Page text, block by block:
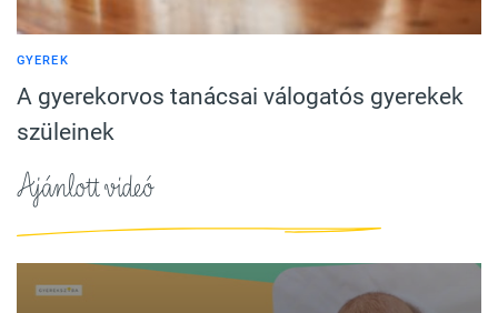
GYEREK
A gyerekorvos tanácsai válogatós gyerekek
szüleinek
Ajánlott videó